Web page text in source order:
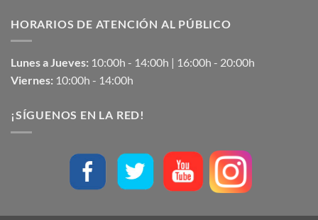
HORARIOS DE ATENCIÓN AL PÚBLICO
Lunes a Jueves: 10:00h - 14:00h | 16:00h - 20:00h
Viernes: 10:00h - 14:00h
¡SÍGUENOS EN LA RED!